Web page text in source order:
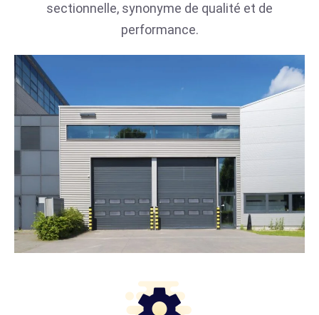
sectionnelle, synonyme de qualité et de
performance.